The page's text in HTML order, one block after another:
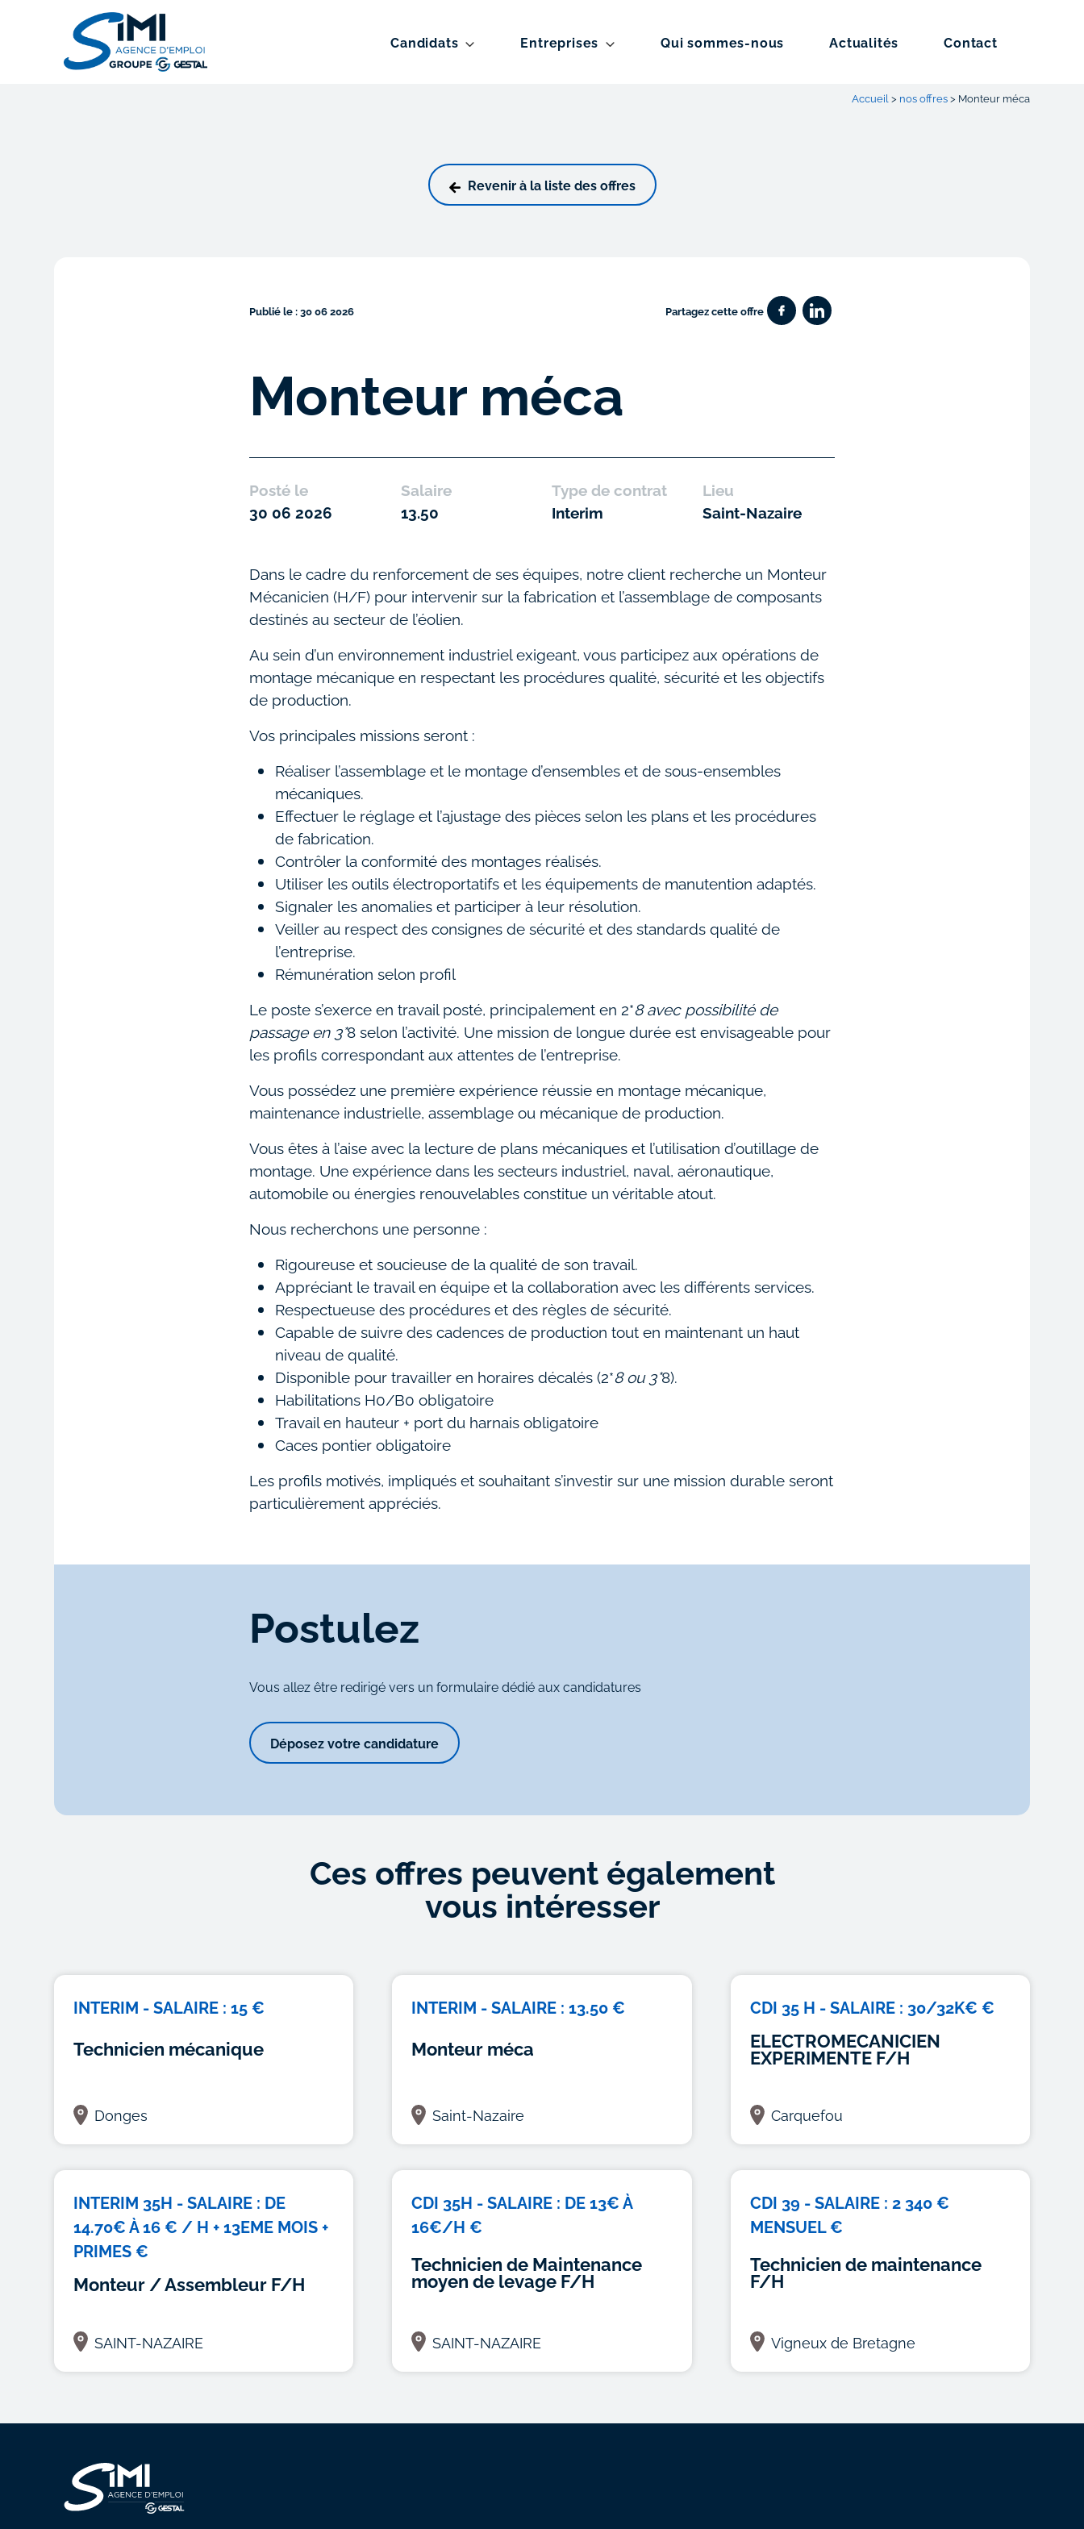
Candidats Entreprises Qui sommes-nous Actualités Contact
Accueil > nos offres> Monteur méca
Revenir à la liste des offres
Publié le : 30 06 2026 Partagez cette offre
Monteur méca
Posté le
30 06 2026
Salaire
13.50
Type de contrat
Interim
Lieu
Saint-Nazaire
Dans le cadre du renforcement de ses équipes, notre client recherche un Monteur
Mécanicien (H/F) pour intervenir sur la fabrication et l’assemblage de composants
destinés au secteur de l’éolien.
Au sein d’un environnement industriel exigeant, vous participez aux opérations de
montage mécanique en respectant les procédures qualité, sécurité et les objectifs
de production.
Vos principales missions seront :
Réaliser l’assemblage et le montage d’ensembles et de sous-ensembles
mécaniques.
Effectuer le réglage et l’ajustage des pièces selon les plans et les procédures
de fabrication.
Contrôler la conformité des montages réalisés.
Utiliser les outils électroportatifs et les équipements de manutention adaptés.
Signaler les anomalies et participer à leur résolution.
Veiller au respect des consignes de sécurité et des standards qualité de
l’entreprise.
Rémunération selon profil
Le poste s’exerce en travail posté, principalement en 2*8 avec possibilité de
passage en 3*8 selon l’activité. Une mission de longue durée est envisageable pour
les profils correspondant aux attentes de l’entreprise.
Vous possédez une première expérience réussie en montage mécanique,
maintenance industrielle, assemblage ou mécanique de production.
Vous êtes à l’aise avec la lecture de plans mécaniques et l’utilisation d’outillage de
montage. Une expérience dans les secteurs industriel, naval, aéronautique,
automobile ou énergies renouvelables constitue un véritable atout.
Nous recherchons une personne :
Rigoureuse et soucieuse de la qualité de son travail.
Appréciant le travail en équipe et la collaboration avec les différents services.
Respectueuse des procédures et des règles de sécurité.
Capable de suivre des cadences de production tout en maintenant un haut
niveau de qualité.
Disponible pour travailler en horaires décalés (2*8 ou 3*8).
Habilitations H0/B0 obligatoire
Travail en hauteur + port du harnais obligatoire
Caces pontier obligatoire
Les profils motivés, impliqués et souhaitant s’investir sur une mission durable seront
particulièrement appréciés.
Postulez
Vous allez être redirigé vers un formulaire dédié aux candidatures
Déposez votre candidature
Ces offres peuvent également
vous intéresser
INTERIM - SALAIRE : 15 €
Technicien mécanique
Donges
INTERIM - SALAIRE : 13.50 €
Monteur méca
Saint-Nazaire
CDI 35 H - SALAIRE : 30/32K€ €
ELECTROMECANICIEN
EXPERIMENTE F/H
Carquefou
INTERIM 35H - SALAIRE : DE
14.70€ À 16 € / H + 13EME MOIS +
PRIMES €
Monteur / Assembleur F/H
SAINT-NAZAIRE
CDI 35H - SALAIRE : DE 13€ À
16€/H €
Technicien de Maintenance
moyen de levage F/H
SAINT-NAZAIRE
CDI 39 - SALAIRE : 2 340 €
MENSUEL €
Technicien de maintenance
F/H
Vigneux de Bretagne